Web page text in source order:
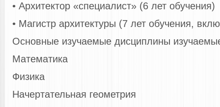
• Архитектор «специалист» (6 лет обучения)
• Магистр архитектуры (7 лет обучения,
Основные изучаемые дисциплины
Математика
Физика
Начертательная геометрия